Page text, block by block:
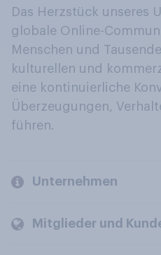
Das Herzstück unseres
globale Online-
Menschen und
kulturellen und
eine kontinuierliche
Überzeugungen,
führen.
Unternehmen
Mitglieder und